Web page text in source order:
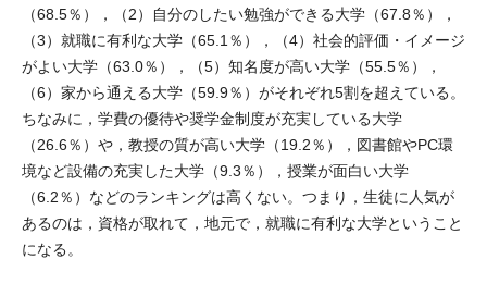
（68.5％），（2）自分のしたい勉強ができる大学（67.8％），
（3）就職に有利な大学（65.1％），（4）社会的評価・イメージ
がよい大学（63.0％），（5）知名度が高い大学（55.5％），
（6）家から通える大学（59.9％）がそれぞれ5割を超えている。
ちなみに，学費の優待や奨学金制度が充実している大学
（26.6％）や，教授の質が高い大学（19.2％），図書館やPC環
境など設備の充実した大学（9.3％），授業が面白い大学
（6.2％）などのランキングは高くない。つまり，生徒に人気が
あるのは，資格が取れて，地元で，就職に有利な大学ということ
になる。